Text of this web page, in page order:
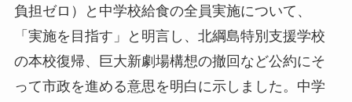
負担ゼロ）と中学校給食の全員実施について、
「実施を目指す」と明言し、北綱島特別支援学校
の本校復帰、巨大新劇場構想の撤回など公約にそ
って市政を進める意思を明白に示しました。中学